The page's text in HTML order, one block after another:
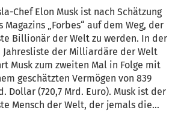
Chef Elon Musk ist nach Schätzung
Magazins „Forbes“ auf dem Weg, der
Billionär der Welt zu werden. In der
Jahresliste der Milliardäre der Welt
Musk zum zweiten Mal in Folge mit
geschätzten Vermögen von 839
Dollar (720,7 Mrd. Euro). Musk ist der
Mensch der Welt, der jemals die